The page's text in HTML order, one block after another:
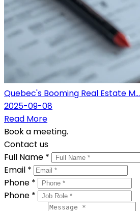
Quebec's Booming Real Estate M...
2025-09-08
Read More
Book a meeting.
Contact us
Full Name *
Email *
Phone *
Phone *